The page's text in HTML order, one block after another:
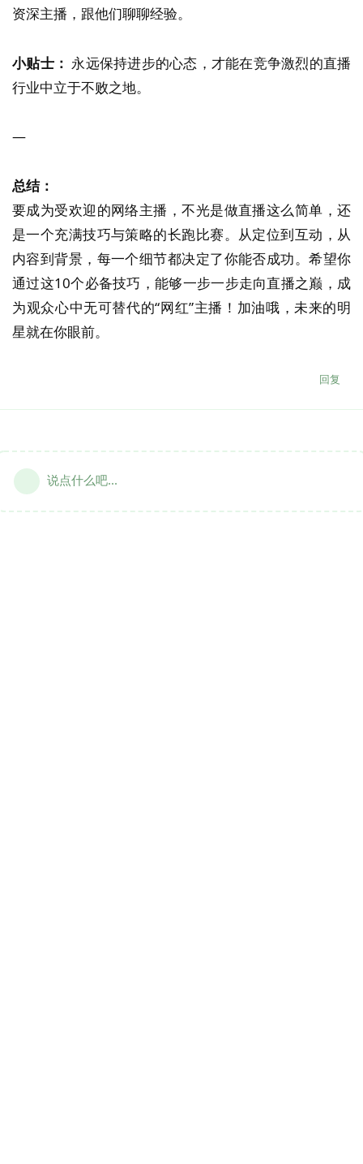
资深主播，跟他们聊聊经验。
小贴士： 永远保持进步的心态，才能在竞争激烈的直播
行业中立于不败之地。
—
总结：
要成为受欢迎的网络主播，不光是做直播这么简单，还
是一个充满技巧与策略的长跑比赛。从定位到互动，从
内容到背景，每一个细节都决定了你能否成功。希望你
通过这10个必备技巧，能够一步一步走向直播之巅，成
为观众心中无可替代的“网红”主播！加油哦，未来的明
星就在你眼前。
回复
说点什么吧...